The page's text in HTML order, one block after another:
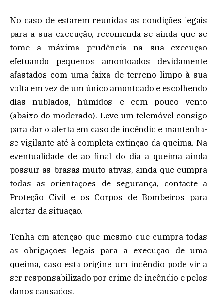
No caso de estarem reunidas as condições legais
para a sua execução, recomenda-se ainda que se
tome a máxima prudência na sua execução
efetuando pequenos amontoados devidamente
afastados com uma faixa de terreno limpo à sua
volta em vez de um único amontoado e escolhendo
dias nublados, húmidos e com pouco vento
(abaixo do moderado). Leve um telemóvel consigo
para dar o alerta em caso de incêndio e mantenha-
se vigilante até à completa extinção da queima. Na
eventualidade de ao final do dia a queima ainda
possuir as brasas muito ativas, ainda que cumpra
todas as orientações de segurança, contacte a
Proteção Civil e os Corpos de Bombeiros para
alertar da situação.
Tenha em atenção que mesmo que cumpra todas
as obrigações legais para a execução de uma
queima, caso esta origine um incêndio pode vir a
ser responsabilizado por crime de incêndio e pelos
danos causados.